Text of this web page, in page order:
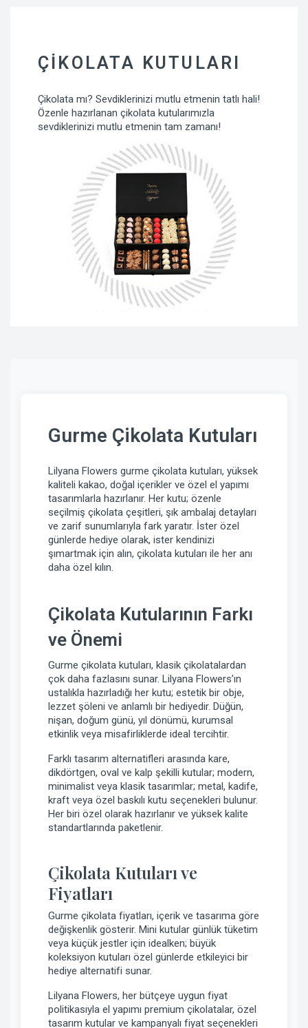
ÇIKOLATA KUTULARI
Çikolata mı? Sevdiklerinizi mutlu etmenin tatlı hali!
Özenle hazırlanan çikolata kutularımızla
sevdiklerinizi mutlu etmenin tam zamanı!
Gurme Çikolata Kutuları
Lilyana Flowers gurme çikolata kutuları, yüksek
kaliteli kakao, doğal içerikler ve özel el yapımı
tasarımlarla hazırlanır. Her kutu; özenle
seçilmiş çikolata çeşitleri, şık ambalaj detayları
ve zarif sunumlarıyla fark yaratır. İster özel
günlerde hediye olarak, ister kendinizi
şımartmak için alın, çikolata kutuları ile her anı
daha özel kılın.
Çikolata Kutularının Farkı
ve Önemi
Gurme çikolata kutuları, klasik çikolatalardan
çok daha fazlasını sunar. Lilyana Flowers’ın
ustalıkla hazırladığı her kutu; estetik bir obje,
lezzet şöleni ve anlamlı bir hediyedir. Düğün,
nişan, doğum günü, yıl dönümü, kurumsal
etkinlik veya misafirliklerde ideal tercihtir.
Farklı tasarım alternatifleri arasında kare,
dikdörtgen, oval ve kalp şekilli kutular; modern,
minimalist veya klasik tasarımlar; metal, kadife,
kraft veya özel baskılı kutu seçenekleri bulunur.
Her biri özel olarak hazırlanır ve yüksek kalite
standartlarında paketlenir.
Çikolata Kutuları ve
Fiyatları
Gurme çikolata fiyatları, içerik ve tasarıma göre
değişkenlik gösterir. Mini kutular günlük tüketim
veya küçük jestler için idealken; büyük
koleksiyon kutuları özel günlerde etkileyici bir
hediye alternatifi sunar.
Lilyana Flowers, her bütçeye uygun fiyat
politikasıyla el yapımı premium çikolatalar, özel
tasarım kutular ve kampanyalı fiyat seçenekleri